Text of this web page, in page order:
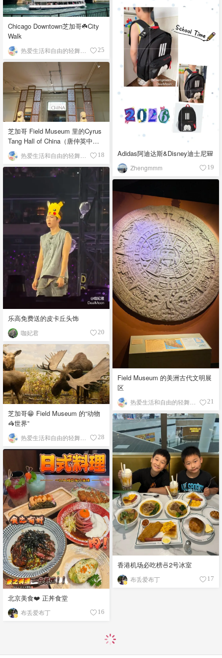
Chicago Downtown芝加哥☘️City
Walk
25
Adidas阿迪达斯&Disney迪士尼🎒
Zhengmmm 19
芝加哥 Field Museum 里的Cyrus
Tang Hall of China（唐仲英中国
馆）
18
乐高免费送的皮卡丘头饰
咖妃君 20
Field Museum 的美洲古代文明展
区
热爱生活和自由的轻舞飞扬 21
芝加哥😁 Field Museum 的“动物
🦓世界”
28
香港机场必吃榜🍜2号冰室
布丢爱布丁 17
北京美食❤️ 正丼食堂
布丢爱布丁 16